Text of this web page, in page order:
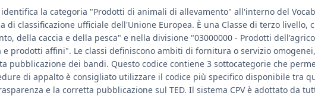
identifica la categoria "Prodotti di animali di allevamento" all'interno del
di classificazione ufficiale dell'Unione Europea. È una Classe di terzo
della caccia e della pesca" e nella divisione "03000000 - Prodotti
e prodotti affini". Le classi definiscono ambiti di fornitura o servizio
pubblicazione dei bandi. Questo codice contiene 3 sottocategorie che
di appalto è consigliato utilizzare il codice più specifico disponibile tra
e la corretta pubblicazione sul TED. Il sistema CPV è adottato da